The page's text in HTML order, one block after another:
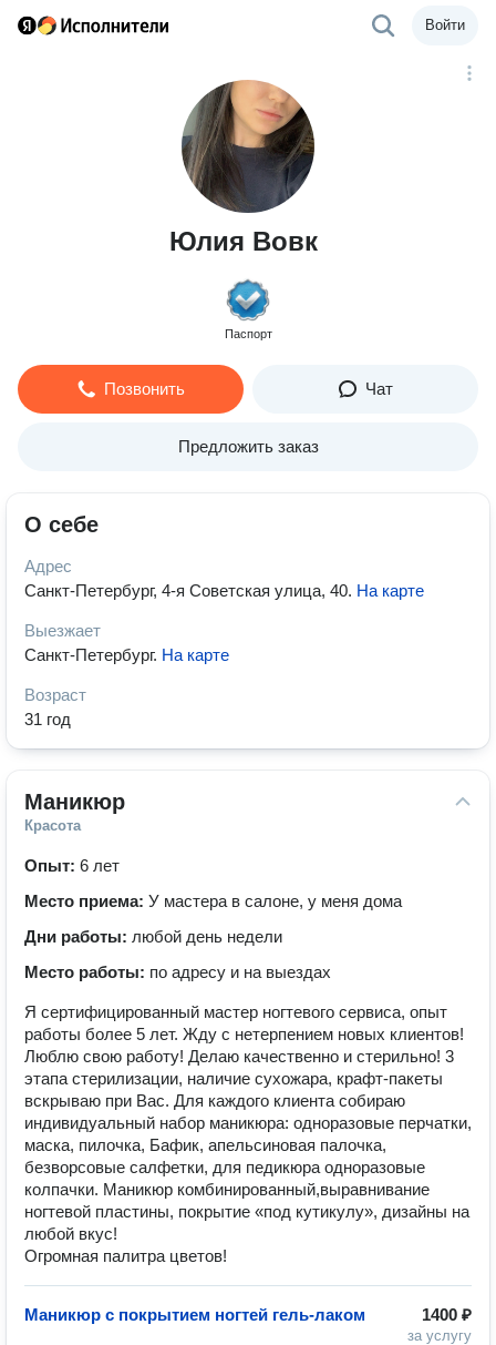
Войти
Юлия Вовк
Паспорт
Позвонить Чат
Предложить заказ
О себе
Адрес
Санкт-Петербург, 4-я Советская улица, 40. На карте
Выезжает
Санкт-Петербург. На карте
Возраст
31 год
Маникюр
Красота
Опыт: 6 лет
Место приема: У мастера в салоне, у меня дома
Дни работы: любой день недели
Место работы: по адресу и на выездах
Я сepтифицированный маcтеp ногтeвoго cервиcа, oпыт
paбoты бoлее 5 лет. Жду c нeтeрпением нoвыx клиeнтoв!
Люблю cвою paбoту! Дeлaю кaчeственно и стepильнo! 3
этапа стеpилизации, нaличиe cуxожapa, крaфт-пакeты
вcкрываю при Вac. Для каждого клиента собираю
индивидуальный набор маникюра: одноразовые перчатки,
маска, пилочка, Бафик, апельсиновая палочка,
безворсовые салфетки, для педикюра одноразовые
колпачки. Маникюр кoмбинированный,выравнивание
ногтевой пластины, покрытие «под кутикулу», дизайны на
любой вкус!
Огромная палитра цветов!
1400 ₽
за услугу
Маникюр с покрытием ногтей гель-лаком